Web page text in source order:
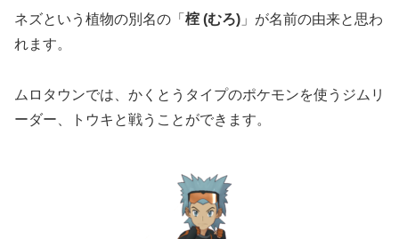
ネズという植物の別名の「 榁 (むろ) 」が名前の由来と思わ
れます。
ムロタウンでは、かくとうタイプのポケモンを使うジムリ
ーダー、トウキと戦うことができます。